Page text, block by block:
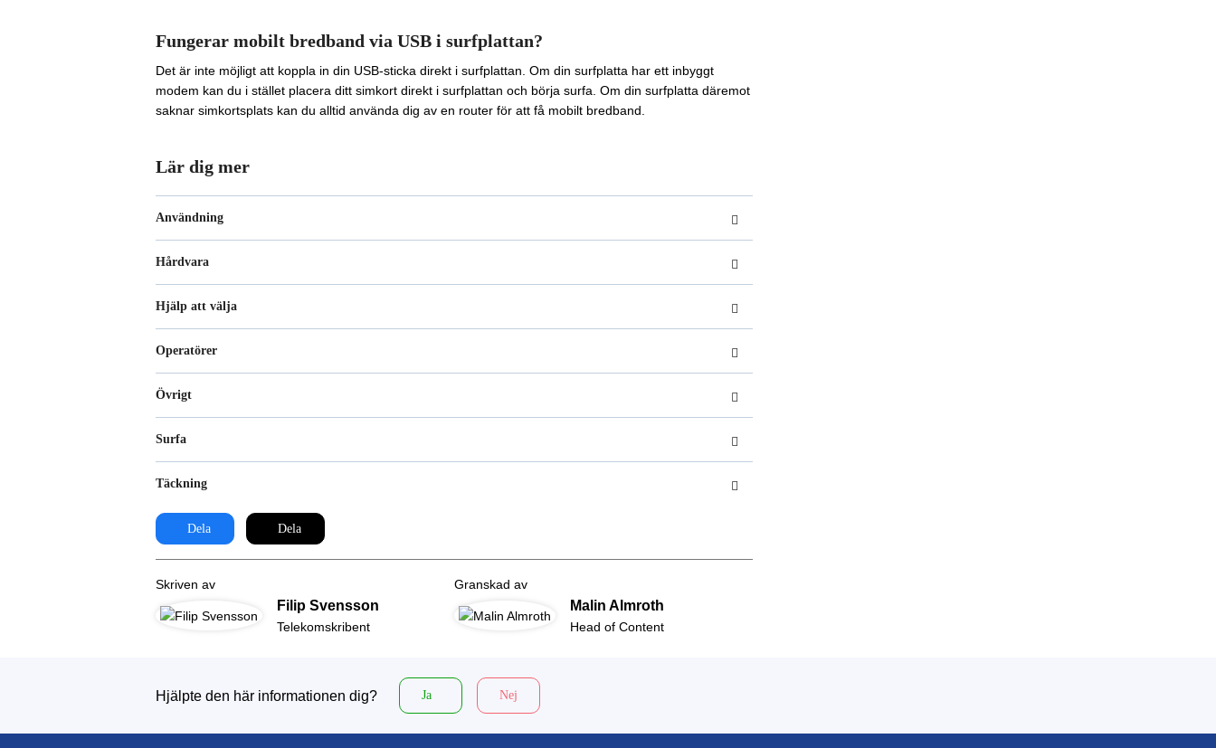
Fungerar mobilt bredband via USB i surfplattan?
Det är inte möjligt att koppla in din USB-sticka direkt i surfplattan. Om din surfplatta har ett inbyggt
modem kan du i stället placera ditt simkort direkt i surfplattan och börja surfa. Om din surfplatta däremot
saknar simkortsplats kan du alltid använda dig av en router för att få mobilt bredband.
Lär dig mer
Användning
Hårdvara
Hjälp att välja
Operatörer
Övrigt
Surfa
Täckning
Dela Dela
Skriven av
Filip Svensson
Telekomskribent
Granskad av
Malin Almroth
Head of Content
Hjälpte den här informationen dig? Ja Nej